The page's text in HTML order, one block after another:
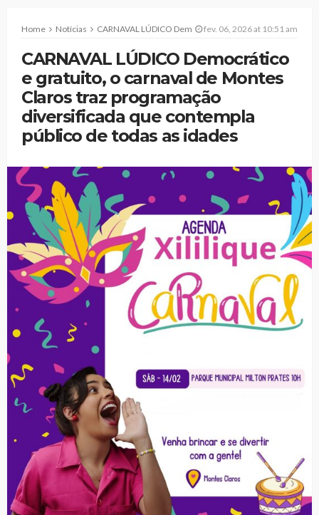
Home Notícias CARNAVAL LÚDICO Democrático e gratuito, o carnaval de Montes Claros traz programação diversificada que contempla público de todas as idades
fev. 06, 2026 at 10:51 am
CARNAVAL LÚDICO Democrático
e gratuito, o carnaval de Montes
Claros traz programação
diversificada que contempla
público de todas as idades